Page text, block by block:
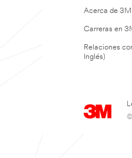
Acerca de 3M
Carreras en
Relaciones
Inglés)
©